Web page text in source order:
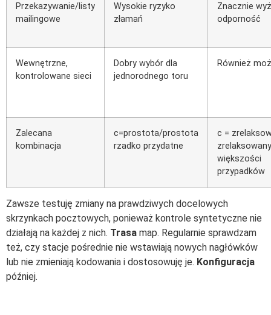
Przekazywanie/listy
mailingowe
Wysokie ryzyko
złamań
Znacznie
odporność
Wewnętrzne,
kontrolowane sieci
Dobry wybór dla
jednorodnego toru
Również
Zalecana
kombinacja
c=prostota/prostota
rzadko przydatne
c =
większości
przypadków
Zawsze testuję zmiany na prawdziwych docelowych
skrzynkach pocztowych, ponieważ kontrole syntetyczne nie
działają na każdej z nich. Trasa map. Regularnie sprawdzam
też, czy stacje pośrednie nie wstawiają nowych nagłówków
lub nie zmieniają kodowania i dostosowuję je. Konfiguracja
później.